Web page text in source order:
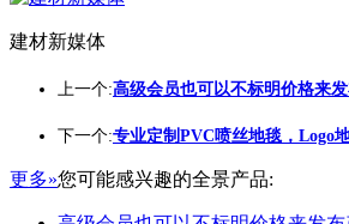
建材新媒体
上一个:高级会员也可以不标明价格来
下一个:专业定制PVC喷丝地毯，Logo
更多»您可能感兴趣的全景产品: